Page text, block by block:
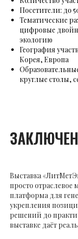
Посетители: до
Тематические
цифровые
экологию
География
Корея, Европа
круглые столы,
Выставка
просто
платформа для
укрепления
решений до
выставке даёт